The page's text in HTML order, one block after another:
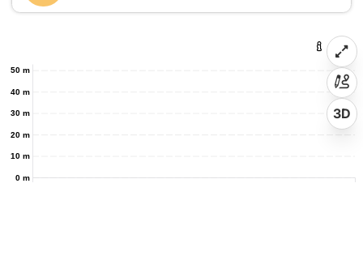
0 m
10 m
20 m
30 m
40 m
50 m
3D